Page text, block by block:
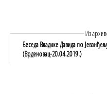
Из
Беседа Владике Давида по
(Врденовац-20.04.2019.)